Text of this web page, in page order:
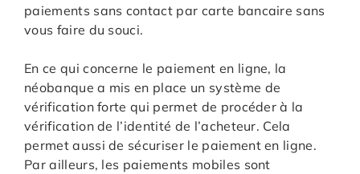
paiements sans contact par carte bancaire sans
vous faire du souci.
En ce qui concerne le paiement en ligne, la
néobanque a mis en place un système de
vérification forte qui permet de procéder à la
vérification de l’identité de l’acheteur. Cela
permet aussi de sécuriser le paiement en ligne.
Par ailleurs, les paiements mobiles sont